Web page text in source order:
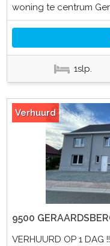
woning te centrum
1slp.
Verhuurd
9500
VERHUURD OP 1 DAG